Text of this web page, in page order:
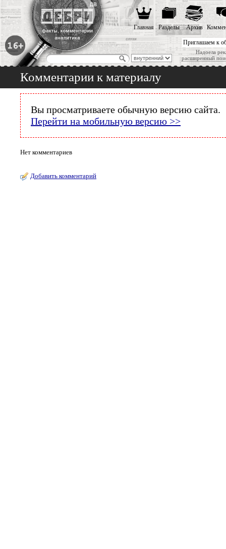
Приглашаем к
Надоела
расширенный
Главная Разделы Архив
Комментарии к материалу
Вы просматриваете обычную версию сайта.
Перейти на мобильную версию >>
Нет комментариев
Добавить комментарий